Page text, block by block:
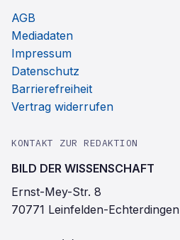
AGB
Mediadaten
Impressum
Datenschutz
Barrierefreiheit
Vertrag widerrufen
KONTAKT ZUR REDAKTION
BILD DER WISSENSCHAFT
Ernst-Mey-Str. 8
70771 Leinfelden-Echterdingen